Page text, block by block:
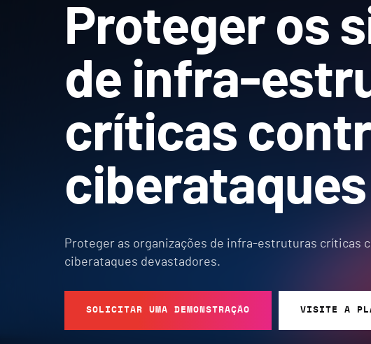
Proteger os
de infra-
críticas
ciberataques
Proteger as organizações de infra-estruturas críticas
ciberataques devastadores.
SOLICITAR UMA DEMONSTRAÇÃO VISITE A